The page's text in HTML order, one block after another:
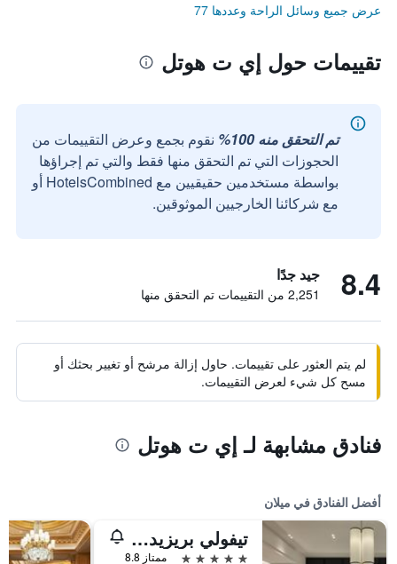
عرض جميع وسائل الراحة وعددها 77
تقييمات حول إي ت هوتل
تم التحقق منه 100%
نقوم بجمع وعرض التقييمات من
الحجوزات التي تم التحقق منها فقط والتي تم إجراؤها
بواسطة مستخدمين حقيقيين مع HotelsCombined أو
مع شركائنا الخارجيين الموثوقين.
8.4 جيد جدًا
2,251 من التقييمات تم التحقق منها
لم يتم العثور على تقييمات. حاول إزالة مرشح أو تغيير بحثك أو
مسح كل شيء لعرض التقييمات.
فنادق مشابهة لـ إي ت هوتل
أفضل الفنادق في ميلان
تيفولي بريزيدنت ميلانو هوتل
5 نجوم ممتاز 8.8